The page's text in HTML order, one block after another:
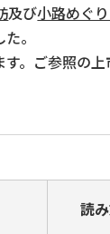
及び小路めぐ
。
。ご参照の上
読